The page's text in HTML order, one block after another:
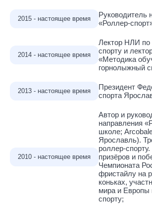
2015 - настоящее время
Руководитель
«Роллер-
2014 - настоящее время
Лектор НЛИ по
спорту и
«Методика
горнолыжный
2013 - настоящее время
Президент
спорта
2010 - настоящее время
Автор и
направления
школе;
Ярославль).
роллер-
призёров и
Чемпионата
фристайлу на
коньках,
мира и Европы
спорту;